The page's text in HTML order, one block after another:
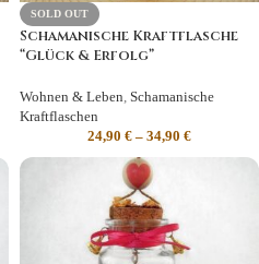
SOLD OUT
Schamanische Kraftflasche
“Glück & Erfolg”
Wohnen & Leben, Schamanische
Kraftflaschen
24,90 € – 34,90 €